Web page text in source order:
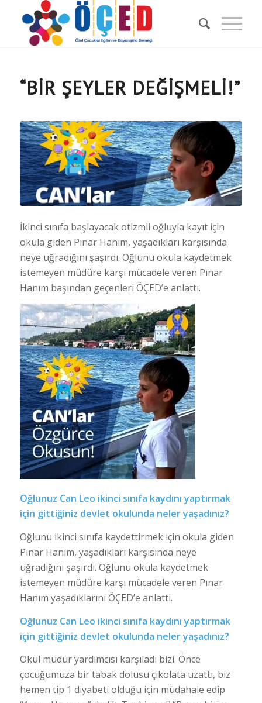
“BIR ŞEYLER DEĞIŞMELI!”
İkinci sınıfa başlayacak otizmli oğluyla kayıt için
okula giden Pınar Hanım, yaşadıkları karşısında
neye uğradığını şaşırdı. Oğlunu okula kaydetmek
istemeyen müdüre karşı mücadele veren Pınar
Hanım başından geçenleri ÖÇED’e anlattı.
Oğlunuz Can Leo ikinci sınıfa kaydını yaptırmak
için gittiğiniz devlet okulunda neler yaşadınız?
Oğlunu ikinci sınıfa kaydettirmek için okula giden
Pınar Hanım, yaşadıkları karşısında neye
uğradığını şaşırdı. Oğlunu okula kaydetmek
istemeyen müdüre karşı mücadele veren Pınar
Hanım yaşadıklarını ÖÇED’e anlattı.
Oğlunuz Can Leo ikinci sınıfa kaydını yaptırmak
için gittiğiniz devlet okulunda neler yaşadınız?
Okul müdür yardımcısı karşıladı bizi. Önce
çocuğumuza bir tabak dolusu çikolata uzattı, biz
hemen tip 1 diyabeti olduğu için müdahale edip